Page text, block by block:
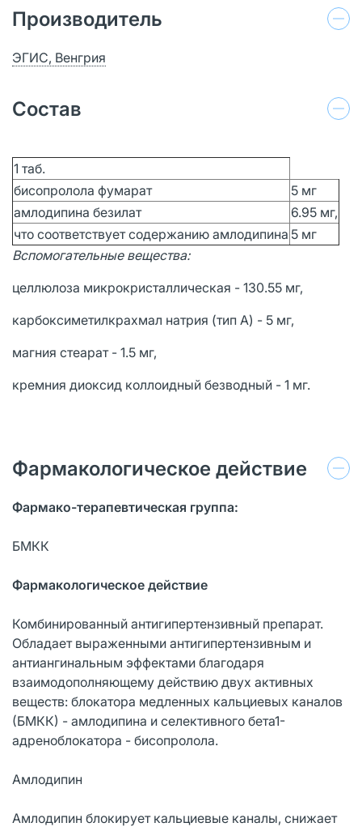
Производитель
ЭГИС, Венгрия
Состав
1 таб.
бисопролола фумарат
5 мг
амлодипина безилат
6.95 мг,
что соответствует содержанию амлодипина 5 мг
Вспомогательные вещества:
целлюлоза микрокристаллическая - 130.55 мг,
карбоксиметилкрахмал натрия (тип А) - 5 мг,
магния стеарат - 1.5 мг,
кремния диоксид коллоидный безводный - 1 мг.
Фармакологическое действие
Фармако-терапевтическая группа:
БМКК
Фармакологическое действие
Комбинированный антигипертензивный препарат.
Обладает выраженными антигипертензивным и
антиангинальным эффектами благодаря
взаимодополняющему действию двух активных
веществ: блокатора медленных кальциевых каналов
(БМКК) - амлодипина и селективного бета1-
адреноблокатора - бисопролола.
Амлодипин
Амлодипин блокирует кальциевые каналы, снижает